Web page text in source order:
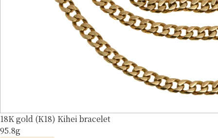
18K gold (K18) Kihei bracelet
95.8g